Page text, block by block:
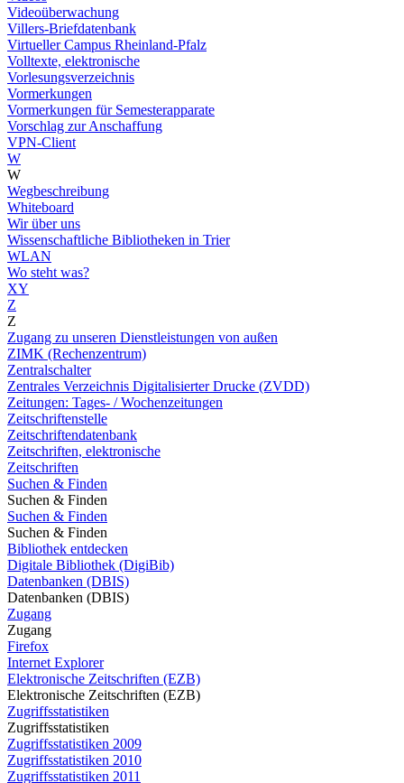
Videoüberwachung
Villers-Briefdatenbank
Virtueller Campus Rheinland-Pfalz
Volltexte, elektronische
Vorlesungsverzeichnis
Vormerkungen
Vormerkungen für Semesterapparate
Vorschlag zur Anschaffung
VPN-Client
W
W
Wegbeschreibung
Whiteboard
Wir über uns
Wissenschaftliche Bibliotheken in Trier
WLAN
Wo steht was?
XY
Z
Z
Zugang zu unseren Dienstleistungen von außen
ZIMK (Rechenzentrum)
Zentralschalter
Zentrales Verzeichnis Digitalisierter Drucke (ZVDD)
Zeitungen: Tages- / Wochenzeitungen
Zeitschriftenstelle
Zeitschriftendatenbank
Zeitschriften, elektronische
Zeitschriften
Suchen & Finden
Suchen & Finden
Suchen & Finden
Suchen & Finden
Bibliothek entdecken
Digitale Bibliothek (DigiBib)
Datenbanken (DBIS)
Datenbanken (DBIS)
Zugang
Zugang
Firefox
Internet Explorer
Elektronische Zeitschriften (EZB)
Elektronische Zeitschriften (EZB)
Zugriffsstatistiken
Zugriffsstatistiken
Zugriffsstatistiken 2009
Zugriffsstatistiken 2010
Zugriffsstatistiken 2011